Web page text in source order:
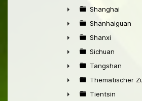
►
►
Shanghai
►
Shanhaiguan
►
Shanxi
►
Sichuan
►
Tangshan
►
Thematischer
Tientsin